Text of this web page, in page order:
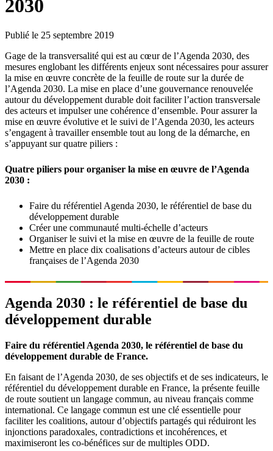
2030
Publié le 25 septembre 2019
Gage de la transversalité qui est au cœur de l’Agenda 2030, des
mesures englobant les différents enjeux sont nécessaires pour assurer
la mise en œuvre concrète de la feuille de route sur la durée de
l’Agenda 2030. La mise en place d’une gouvernance renouvelée
autour du développement durable doit faciliter l’action transversale
des acteurs et impulser une cohérence d’ensemble. Pour assurer la
mise en œuvre évolutive et le suivi de l’Agenda 2030, les acteurs
s’engagent à travailler ensemble tout au long de la démarche, en
s’appuyant sur quatre piliers :
Quatre piliers pour organiser la mise en œuvre de l’Agenda
2030 :
Faire du référentiel Agenda 2030, le référentiel de base du
développement durable
Créer une communauté multi-échelle d’acteurs
Organiser le suivi et la mise en œuvre de la feuille de route
Mettre en place dix coalisations d’acteurs autour de cibles
françaises de l’Agenda 2030
Agenda 2030 : le référentiel de base du
développement durable
Faire du référentiel Agenda 2030, le référentiel de base du
développement durable de France.
En faisant de l’Agenda 2030, de ses objectifs et de ses indicateurs, le
référentiel du développement durable en France, la présente feuille
de route soutient un langage commun, au niveau français comme
international. Ce langage commun est une clé essentielle pour
faciliter les coalitions, autour d’objectifs partagés qui réduiront les
injonctions paradoxales, contradictions et incohérences, et
maximiseront les co-bénéfices sur de multiples ODD.